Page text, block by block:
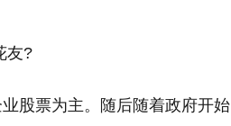
友?
股票为主。随后随着政府开始